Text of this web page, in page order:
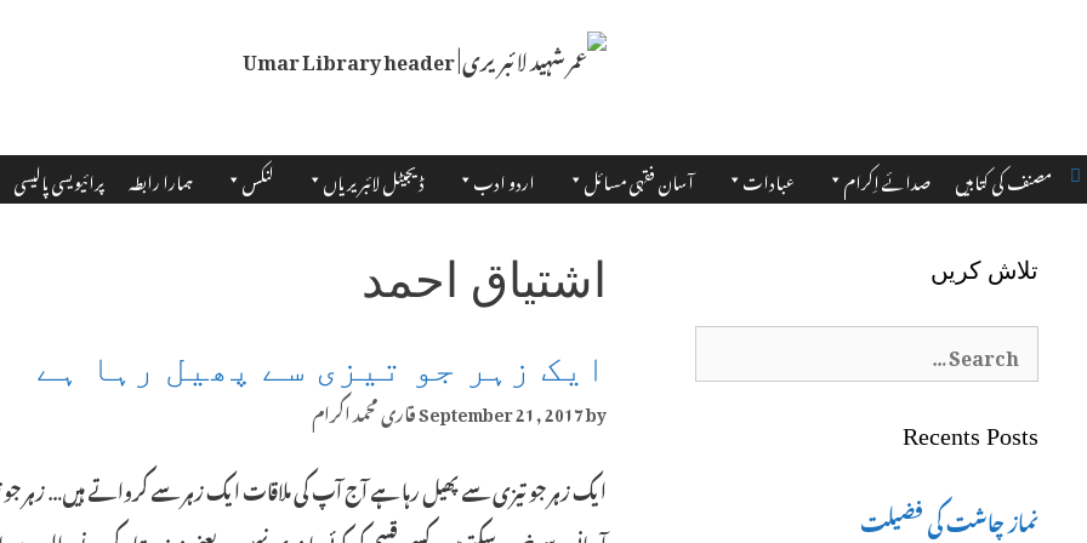
مصنف کی کتابیں صدائے اِکرام عبادات آسان فقہی مسائل اردو ادب ڈیجیٹل لائبریریاں لنکس ہمارا رابطہ پرائیویسی پالیسی
اشتیاق احمد
ایک زہر جو تیزی سے پھیل رہا ہے
September 21, 2017by قاری محمد اکرام
ایک زہر جو تیزی سے پھیل رہا ہے آج آپ کی ملاقات ایک زہر سے کرواتے ہیں… زہر
تلاش کریں
Search
Recents Posts
نماز چاشت کی فضیلت